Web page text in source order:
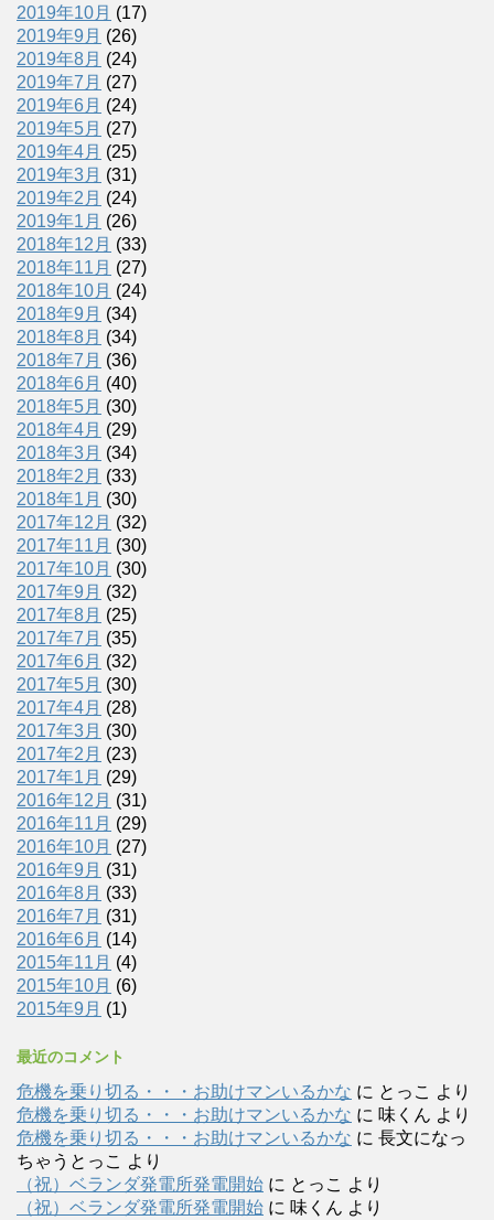
2019年10月 (17)
2019年9月 (26)
2019年8月 (24)
2019年7月 (27)
2019年6月 (24)
2019年5月 (27)
2019年4月 (25)
2019年3月 (31)
2019年2月 (24)
2019年1月 (26)
2018年12月 (33)
2018年11月 (27)
2018年10月 (24)
2018年9月 (34)
2018年8月 (34)
2018年7月 (36)
2018年6月 (40)
2018年5月 (30)
2018年4月 (29)
2018年3月 (34)
2018年2月 (33)
2018年1月 (30)
2017年12月 (32)
2017年11月 (30)
2017年10月 (30)
2017年9月 (32)
2017年8月 (25)
2017年7月 (35)
2017年6月 (32)
2017年5月 (30)
2017年4月 (28)
2017年3月 (30)
2017年2月 (23)
2017年1月 (29)
2016年12月 (31)
2016年11月 (29)
2016年10月 (27)
2016年9月 (31)
2016年8月 (33)
2016年7月 (31)
2016年6月 (14)
2015年11月 (4)
2015年10月 (6)
2015年9月 (1)
最近のコメント
危機を乗り切る・・・お助けマンいるかな に とっこ より
危機を乗り切る・・・お助けマンいるかな に 味くん より
危機を乗り切る・・・お助けマンいるかな に 長文になっ
ちゃうとっこ より
（祝）ベランダ発電所発電開始 に とっこ より
（祝）ベランダ発電所発電開始 に 味くん より